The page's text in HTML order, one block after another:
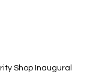
Shop Inaugural